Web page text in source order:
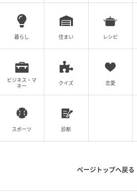
暮らし 住まい レシピ
ビジネス・マ
ネー
クイズ 恋愛
スポーツ 診断
ページトップへ戻る